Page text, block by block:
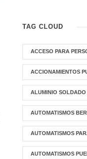
TAG CLOUD
ACCESO PARA
ACCIONAMIENTOS
ALUMINIO SOLDADO
AUTOMATISMOS
AUTOMATISMOS
AUTOMATISMOS